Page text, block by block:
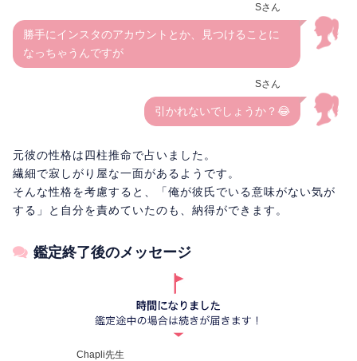
Sさん
勝手にインスタのアカウントとか、見つけることに
なっちゃうんですが
Sさん
引かれないでしょうか？😂
元彼の性格は四柱推命で占いました。
繊細で寂しがり屋な一面があるようです。
そんな性格を考慮すると、「俺が彼氏でいる意味がない気が
する」と自分を責めていたのも、納得ができます。
鑑定終了後のメッセージ
Chapli先生